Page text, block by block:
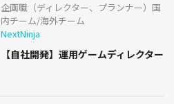
企画職（ディレクター、プランナー）国
内チーム/海外チーム
NextNinja
【自社開発】運用ゲームディレクター